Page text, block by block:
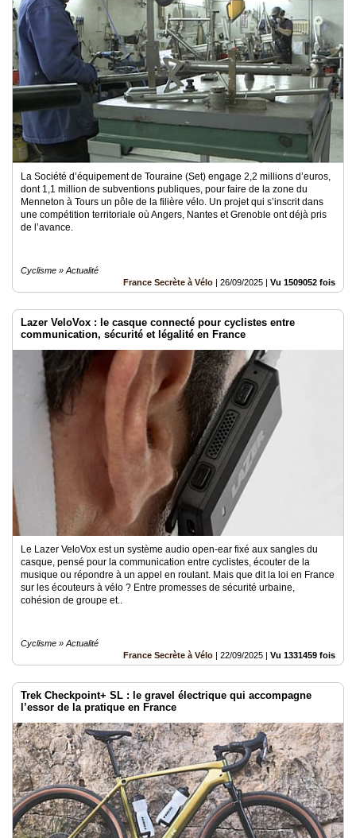
La Société d’équipement de Touraine (Set) engage 2,2 millions d’euros,
dont 1,1 million de subventions publiques, pour faire de la zone du
Menneton à Tours un pôle de la filière vélo. Un projet qui s’inscrit dans
une compétition territoriale où Angers, Nantes et Grenoble ont déjà pris
de l’avance.
Cyclisme » Actualité
France Secrète à Vélo | 26/09/2025 | Vu 1509052 fois
Lazer VeloVox : le casque connecté pour cyclistes entre
communication, sécurité et légalité en France
Le Lazer VeloVox est un système audio open-ear fixé aux sangles du
casque, pensé pour la communication entre cyclistes, écouter de la
musique ou répondre à un appel en roulant. Mais que dit la loi en France
sur les écouteurs à vélo ? Entre promesses de sécurité urbaine,
cohésion de groupe et..
Cyclisme » Actualité
France Secrète à Vélo | 22/09/2025 | Vu 1331459 fois
Trek Checkpoint+ SL : le gravel électrique qui accompagne
l’essor de la pratique en France